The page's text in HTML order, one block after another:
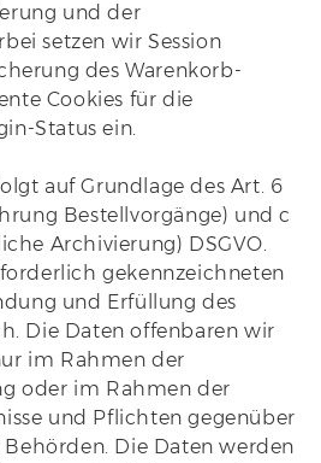
und der
setzen wir Session
des Warenkorb-
Cookies für die
Status ein.
auf Grundlage des Art. 6
Bestellvorgänge) und c
Archivierung) DSGVO.
gekennzeichneten
und Erfüllung des
Die Daten offenbaren wir
im Rahmen der
oder im Rahmen der
und Pflichten gegenüber
Die Daten werden